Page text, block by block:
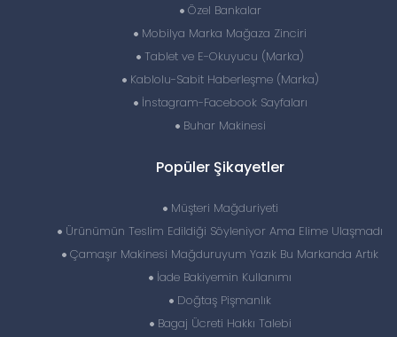
Özel Bankalar
Mobilya Marka Mağaza Zinciri
Tablet ve E-Okuyucu (Marka)
Kablolu-Sabit Haberleşme (Marka)
İnstagram-Facebook Sayfaları
Buhar Makinesi
Popüler Şikayetler
Müşteri Mağduriyeti
Ürünümün Teslim Edildiği Söyleniyor Ama Elime Ulaşmadı
Çamaşır Makinesi Mağduruyum Yazık Bu Markanda Artık
İade Bakiyemin Kullanımı
Doğtaş Pişmanlık
Bagaj Ücreti Hakkı Talebi